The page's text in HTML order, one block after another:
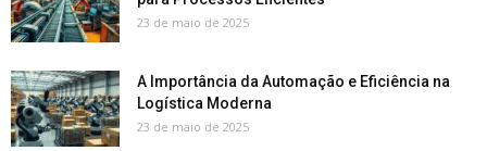
23 de maio de 2025
A Importância da Automação e Eficiência na
Logística Moderna
23 de maio de 2025